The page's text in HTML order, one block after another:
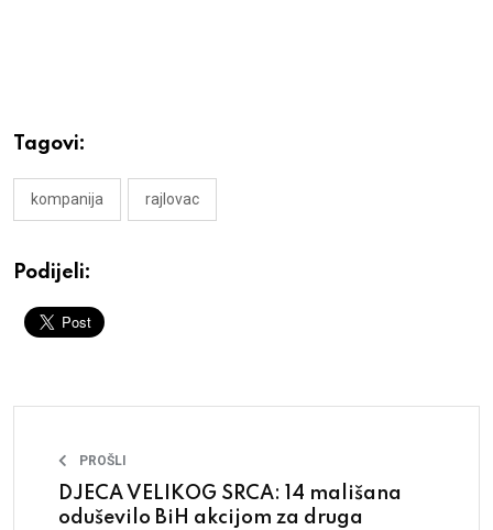
Tagovi:
kompanija rajlovac
Podijeli:
PROŠLI
DJECA VELIKOG SRCA: 14 mališana
oduševilo BiH akcijom za druga